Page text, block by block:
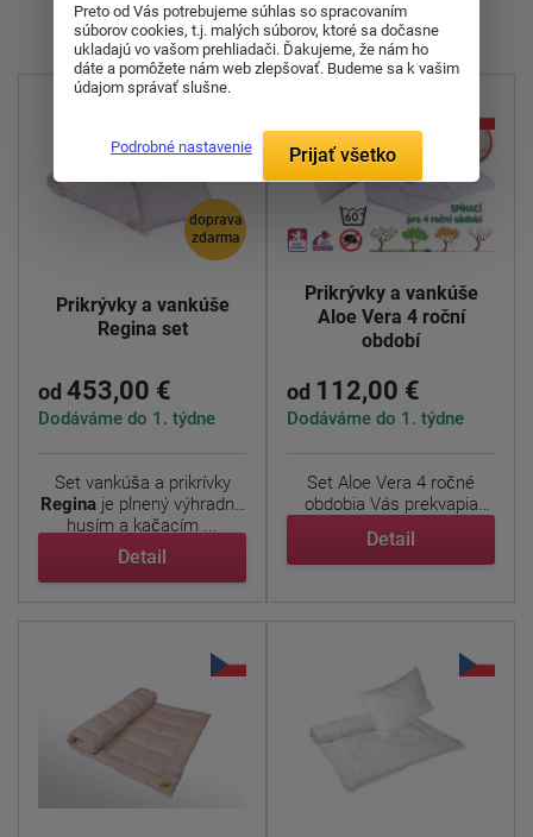
doprava
zdarma
Prikrývky a vankúše
Regina set
od 453,00 €
Dodáváme do 1. týdne
Set vankúša a prikrívky
Regina je plnený výhradne
husím a kačacím ...
Detail
Prikrývky a vankúše
Aloe Vera 4 roční
období
od 112,00 €
Dodáváme do 1. týdne
Set Aloe Vera 4 ročné
obdobia Vás prekvapia
Detail
Preto od Vás potrebujeme súhlas so spracovaním
súborov cookies, t.j. malých súborov, ktoré sa dočasne
ukladajú vo vašom prehliadači. Ďakujeme, že nám ho
dáte a pomôžete nám web zlepšovať. Budeme sa k vašim
údajom správať slušne.
Podrobné nastavenie Prijať všetko